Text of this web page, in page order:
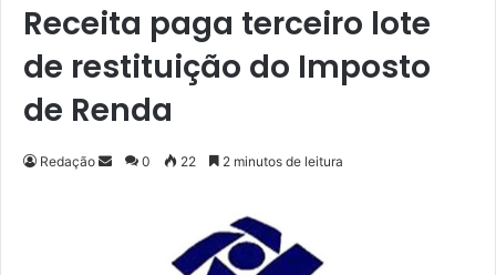
Receita paga terceiro lote
de restituição do Imposto
de Renda
Redação 0 22 2 minutos de leitura